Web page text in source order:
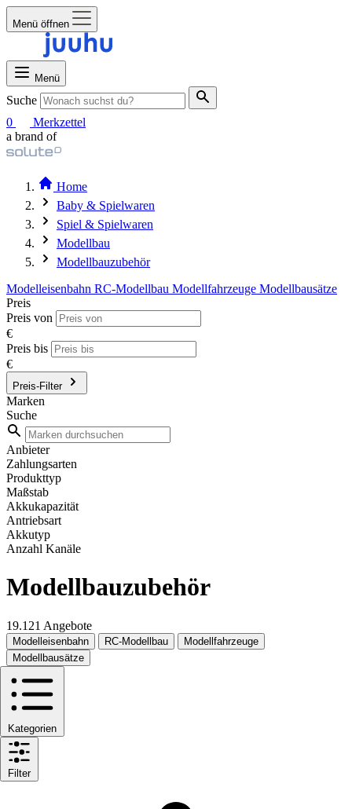
Menü öffnen
Menü
Suche
0
Merkzettel
a brand of
Home
Baby & Spielwaren
Spiel & Spielwaren
Modellbau
Modellbauzubehör
Modelleisenbahn RC-Modellbau Modellfahrzeuge Modellbausätze
Preis
Preis von
€
Preis bis
€
Preis-Filter
Marken
Suche
Anbieter
Zahlungsarten
Produkttyp
Maßstab
Akkukapazität
Antriebsart
Akkutyp
Anzahl Kanäle
Modellbauzubehör
19.121 Angebote
Modelleisenbahn RC-Modellbau
Modellfahrzeuge
Modellbausätze
Kategorien
Filter